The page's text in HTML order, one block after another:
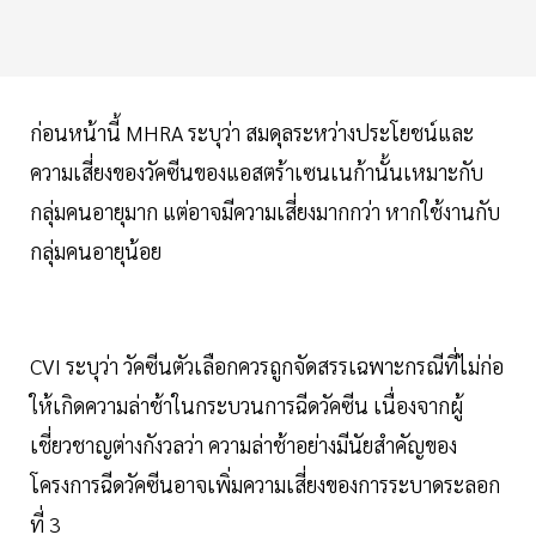
ก่อนหน้านี้ MHRA ระบุว่า สมดุลระหว่างประโยชน์และ
ความเสี่ยงของวัคซีนของแอสตร้าเซนเนก้านั้นเหมาะกับ
กลุ่มคนอายุมาก แต่อาจมีความเสี่ยงมากกว่า หากใช้งานกับ
กลุ่มคนอายุน้อย
CVI ระบุว่า วัคซีนตัวเลือกควรถูกจัดสรรเฉพาะกรณีที่ไม่ก่อ
ให้เกิดความล่าช้าในกระบวนการฉีดวัคซีน เนื่องจากผู้
เชี่ยวชาญต่างกังวลว่า ความล่าช้าอย่างมีนัยสำคัญของ
โครงการฉีดวัคซีนอาจเพิ่มความเสี่ยงของการระบาดระลอก
ที่ 3